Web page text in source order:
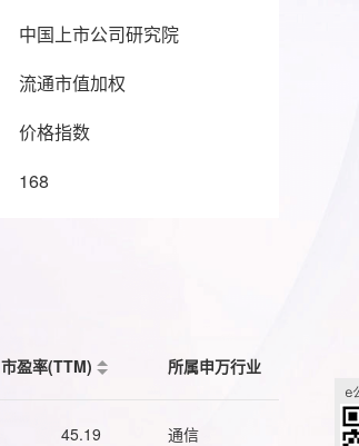
中国上市公司研究院
流通市值加权
价格指数
168
市盈率(TTM) 所属申万行业
45.19 通信